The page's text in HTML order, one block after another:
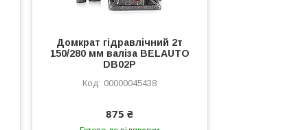
Домкрат гідравлічний 2т
150/280 мм валіза BELAUTO
DB02P
00000045438
875 ₴